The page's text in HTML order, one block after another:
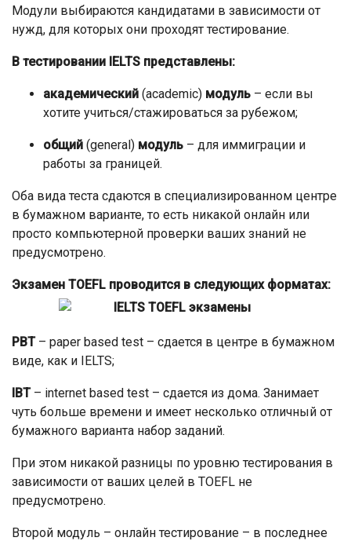
Модули выбираются кандидатами в зависимости от
нужд, для которых они проходят тестирование.
В тестировании IELTS представлены:
академический (academic) модуль – если вы
хотите учиться/стажироваться за рубежом;
общий (general) модуль – для иммиграции и
работы за границей.
Оба вида теста сдаются в специализированном центре
в бумажном варианте, то есть никакой онлайн или
просто компьютерной проверки ваших знаний не
предусмотрено.
Экзамен TOEFL проводится в следующих форматах:
PBT– paper based test – сдается в центре в бумажном
виде, как и IELTS;
IBT– internet based test – сдается из дома. Занимает
чуть больше времени и имеет несколько отличный от
бумажного варианта набор заданий.
При этом никакой разницы по уровню тестирования в
зависимости от ваших целей в TOEFL не
предусмотрено.
Второй модуль – онлайн тестирование – в последнее